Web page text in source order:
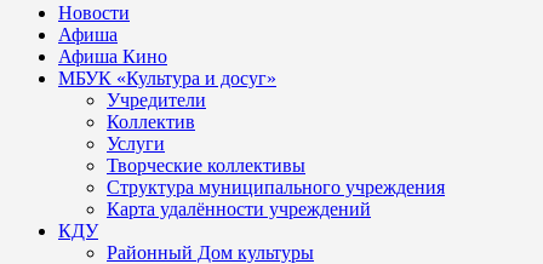
Новости
Афиша
Афиша Кино
МБУК «Культура и досуг»
Учредители
Коллектив
Услуги
Творческие коллективы
Структура муниципального учреждения
Карта удалённости учреждений
КДУ
Районный Дом культуры